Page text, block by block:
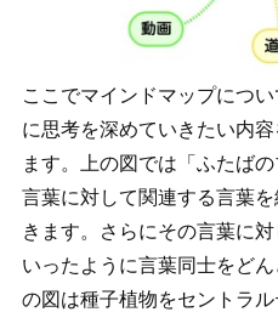
ここでマインドマップにつ
に思考を深めていきたい内容
ます。上の図では「ふたばの
言葉に対して関連する言葉
きます。さらにその言葉に
いったように言葉同士をど
の図は種子植物をセントラ